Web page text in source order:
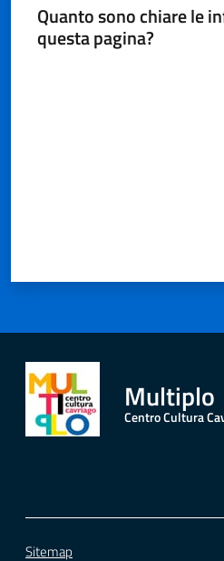
Quanto sono chiare le
questa pagina?
Multiplo
Centro Cultura
Sitemap